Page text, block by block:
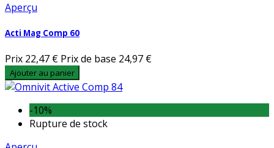
Aperçu
Acti Mag Comp 60
Prix 22,47 € Prix de base 24,97 €
Ajouter au panier
-10%
Rupture de stock